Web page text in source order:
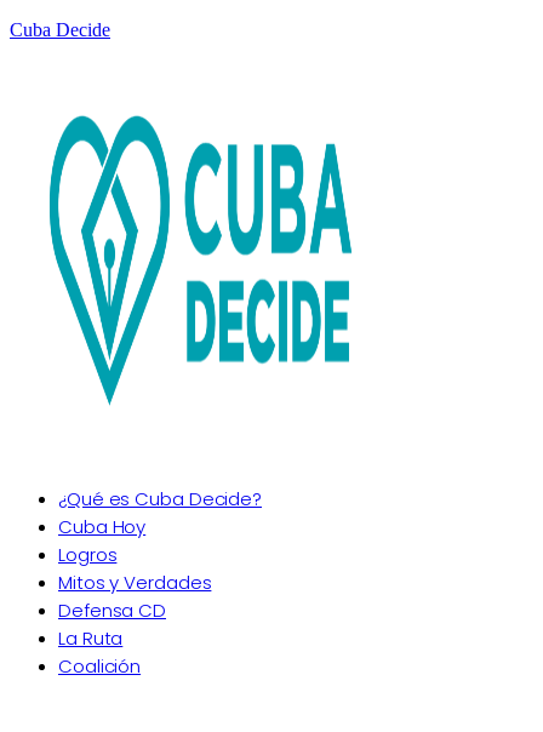
Cuba Decide
¿Qué es Cuba Decide?
Cuba Hoy
Logros
Mitos y Verdades
Defensa CD
La Ruta
Coalición